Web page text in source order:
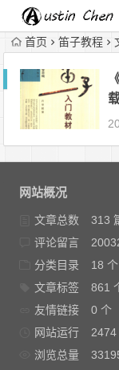
首页 笛子教程
网站概况
文章总数
313
评论留言
分类目录
18 个
文章标签
861
友情链接
0 个
网站运行
2474
浏览总量